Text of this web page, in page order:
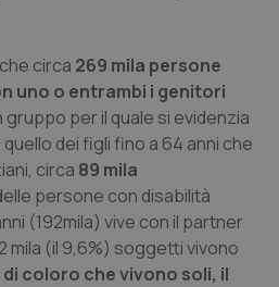
circa 269 mila persone
uno o entrambi i genitori
gruppo per il quale si evidenzia
dei figli fino a 64 anni che
circa 89 mila
persone con disabilità
(192mila) vive con il partner
mila (il 9,6%) soggetti vivono
coloro che vivono soli, il